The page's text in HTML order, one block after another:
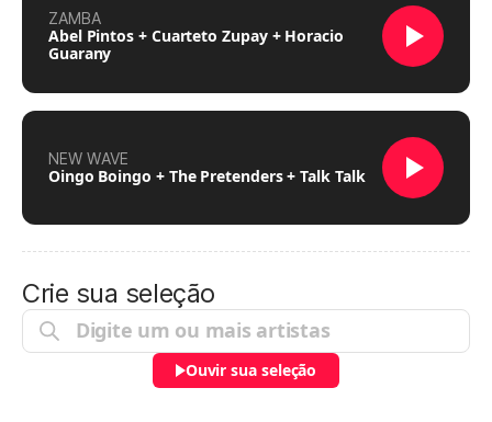
ZAMBA
Abel Pintos + Cuarteto Zupay + Horacio
Guarany
NEW WAVE
Oingo Boingo + The Pretenders + Talk Talk
Crie sua seleção
Ouvir sua seleção